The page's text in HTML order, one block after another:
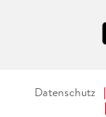
Datenschutz